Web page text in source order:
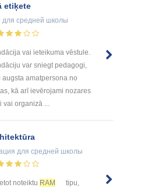
etiķete
для средней школы
vai ieteikuma vēstule.
var sniegt pedagogi,
augsta amatpersona no
kā arī ievērojami nozares
organizā ...
для средней школы
noteiktu RAM
tipu,